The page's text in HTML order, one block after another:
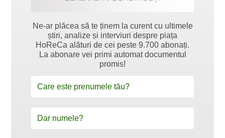
Ne-ar plăcea să te ținem la curent cu ultimele
știri, analize și interviuri despre piața
HoReCa alături de cei peste 9.700 abonați.
La abonare vei primi automat documentul
promis!